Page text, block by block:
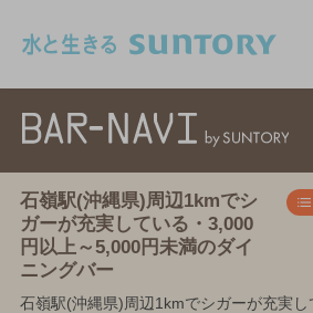
石嶺駅(沖縄県)周辺1kmでシ
ガーが充実している・3,000
円以上～5,000円未満のダイ
ニングバー
石嶺駅(沖縄県)周辺1kmでシガーが充実